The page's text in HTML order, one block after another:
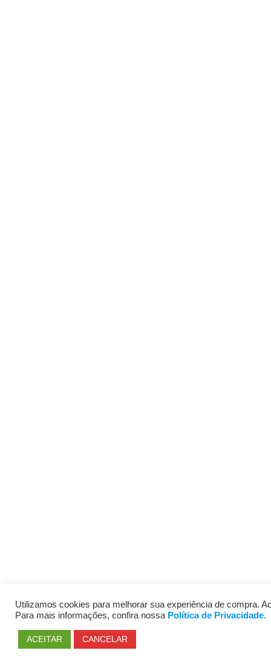
Utilizamos cookies para melhorar sua experiência de compra.
Para mais informações, confira nossa Política de Privacidade.
ACEITAR CANCELAR